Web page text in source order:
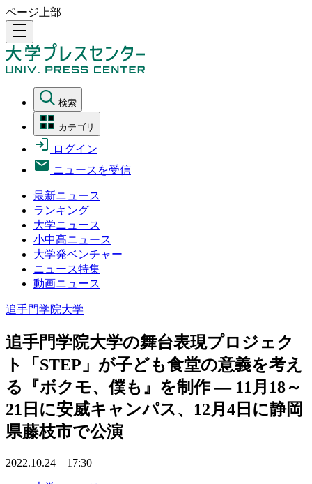
ページ上部
density_medium
検索
カテゴリ
ログイン
ニュースを受信
最新ニュース
ランキング
大学ニュース
小中高ニュース
大学発ベンチャー
ニュース特集
動画ニュース
追手門学院大学
追手門学院大学の舞台表現プロジェク
ト「STEP」が子ども食堂の意義を考え
る『ボクモ、僕も』を制作 — 11月18～
21日に安威キャンパス、12月4日に静岡
県藤枝市で公演
2022.10.24 17:30